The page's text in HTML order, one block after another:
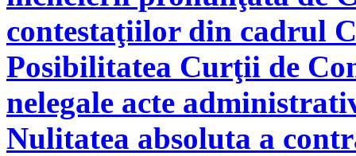
contestaţiilor din cadrul
Posibilitatea Curţii de
nelegale acte
Nulitatea absoluta a